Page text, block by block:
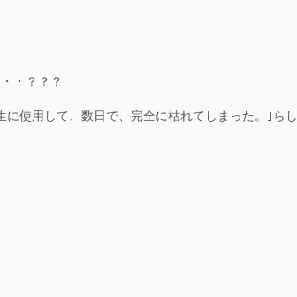
・？？？
使用して、数日で、完全に枯れてしまった。｣らし